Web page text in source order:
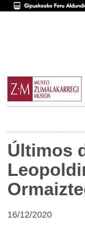
Últimos
16/12/2020